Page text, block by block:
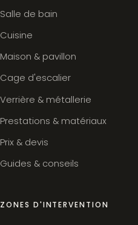
Salle de bain
Cuisine
Maison & pavillon
Cage d'escalier
Verrière & métallerie
Prestations & matériaux
Prix & devis
Guides & conseils
ZONES D'INTERVENTION